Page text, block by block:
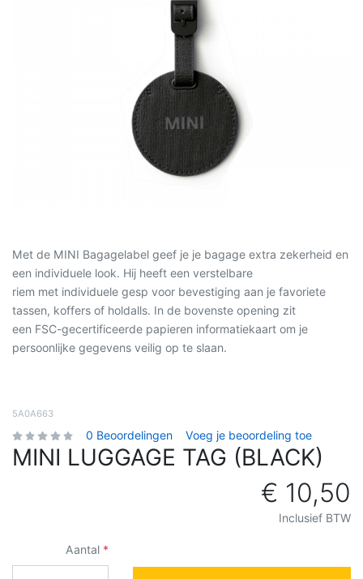
Met de MINI Bagagelabel geef je je bagage extra zekerheid en
een individuele look. Hij heeft een verstelbare
riem met individuele gesp voor bevestiging aan je favoriete
tassen, koffers of holdalls. In de bovenste opening zit
een FSC-gecertificeerde papieren informatiekaart om je
persoonlijke gegevens veilig op te slaan.
5A0A663
0 Beoordelingen Voeg je beoordeling toe
MINI LUGGAGE TAG (BLACK)
€ 10,50
Inclusief BTW
Aantal